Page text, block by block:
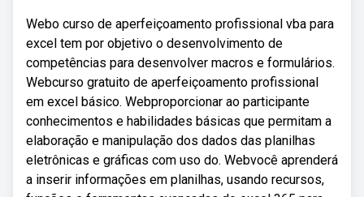
Webo curso de aperfeiçoamento profissional vba para
excel tem por objetivo o desenvolvimento de
competências para desenvolver macros e formulários.
Webcurso gratuito de aperfeiçoamento profissional
em excel básico. Webproporcionar ao participante
conhecimentos e habilidades básicas que permitam a
elaboração e manipulação dos dados das planilhas
eletrônicas e gráficas com uso do. Webvocê aprenderá
a inserir informações em planilhas, usando recursos,